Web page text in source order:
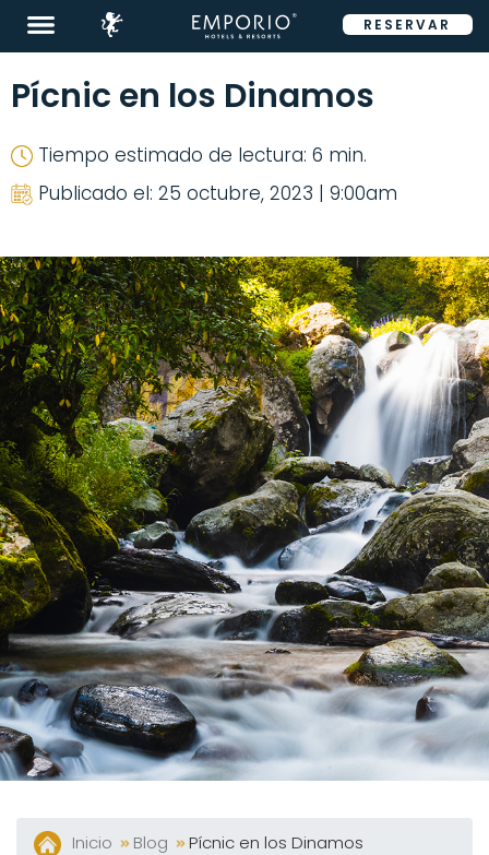
Destinos
Habitaciones
Restaurantes
&
Bares
Eventos
Tour
360°
Blog
Contacto
Facturación
Electrónica
Preguntas
Frecuentes
ENG
RESERVAR
Pícnic en los Dinamos
Tiempo estimado de lectura: 6 min.
Publicado el: 25 octubre, 2023 | 9:00am
Inicio Blog Pícnic en los Dinamos